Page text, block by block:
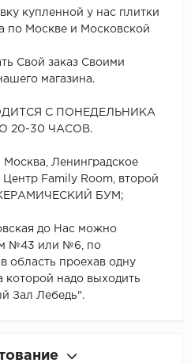
купленной у нас плитки
по Москве и Московской
Свой заказ Своими
магазина.
С ПОНЕДЕЛЬНИКА
20-30 ЧАСОВ.
Ленинградское
Family Room, второй
КЕРАМИЧЕСКИЙ БУМ;
до Нас можно
№43 или №6, по
область проехав одну
которой надо выходить
Зал Лебедь".